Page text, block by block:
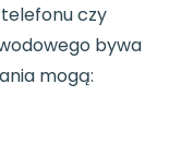
czy
bywa
mogą: